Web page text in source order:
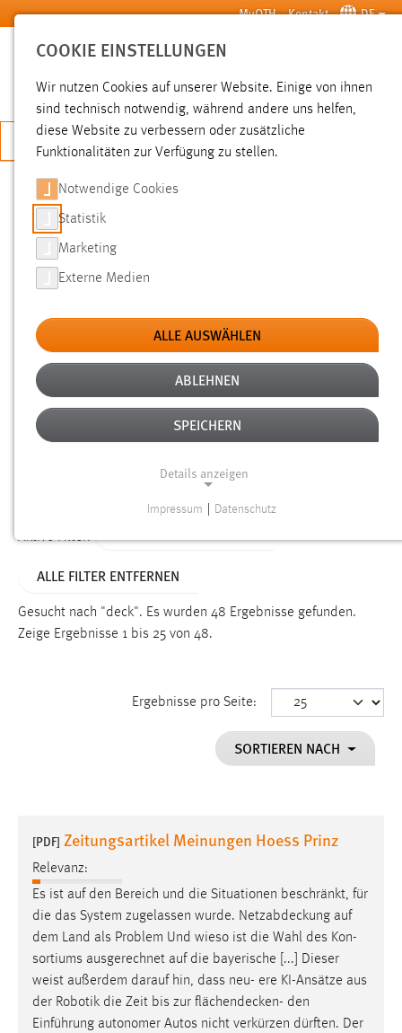
Zum Hauptinhalt springen MyOTH Kontakt DE
SUCHE
JETZT BEWERBEN
SUCHE
FILTER
Typ
Erstellungsdatum
Alter
Aktive Filter:
ALLE FILTER ENTFERNEN
Gesucht nach "deck". Es wurden 48 Ergebnisse gefunden.
Zeige Ergebnisse 1 bis 25 von 48.
Ergebnisse pro Seite:
SORTIEREN NACH
[PDF] Zeitungsartikel Meinungen Hoess Prinz
Relevanz:
Es ist auf den Bereich und die Situationen beschränkt, für
die das System zugelassen wurde. Netzabdeckung auf
dem Land als Problem Und wieso ist die Wahl des Kon-
sortiums ausgerechnet auf die bayerische [...] Dieser
weist außerdem darauf hin, dass neu- ere KI-Ansätze aus
der Robotik die Zeit bis zur flächendecken- den
Einführung autonomer Autos nicht verkürzen dürften. Der
COOKIE EINSTELLUNGEN
Wir nutzen Cookies auf unserer Website. Einige von ihnen
sind technisch notwendig, während andere uns helfen,
diese Website zu verbessern oder zusätzliche
Funktionalitäten zur Verfügung zu stellen.
Notwendige Cookies
Statistik
Marketing
Externe Medien
ALLE AUSWÄHLEN
ABLEHNEN
SPEICHERN
Details anzeigen
Funktionen und sind für die einwandfreie Funktion der
Einverständnis
cookie_consent
Dieser Cookie speichert die ausgewählten Einverständnis-
Performance
Name:
Zweck:
Für performante Seitenauslieferung wird in diesem Cookie
gespeichert, ob man eingeloggt ist.
Impressum Datenschutz